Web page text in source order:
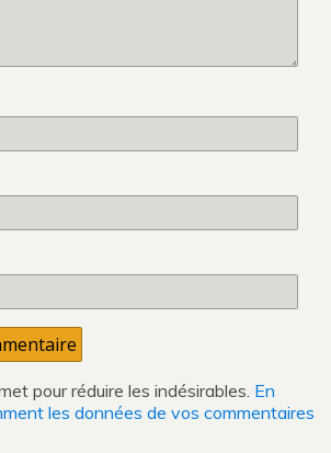
pour réduire les indésirables. En
les données de vos commentaires